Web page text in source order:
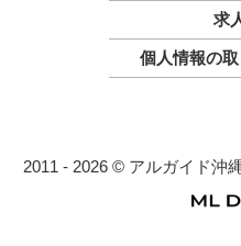
求
個人情報の
2011 - 2026 © アルガイド沖